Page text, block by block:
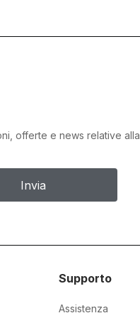
offerte e news relative alla
Invia
Supporto
Assistenza